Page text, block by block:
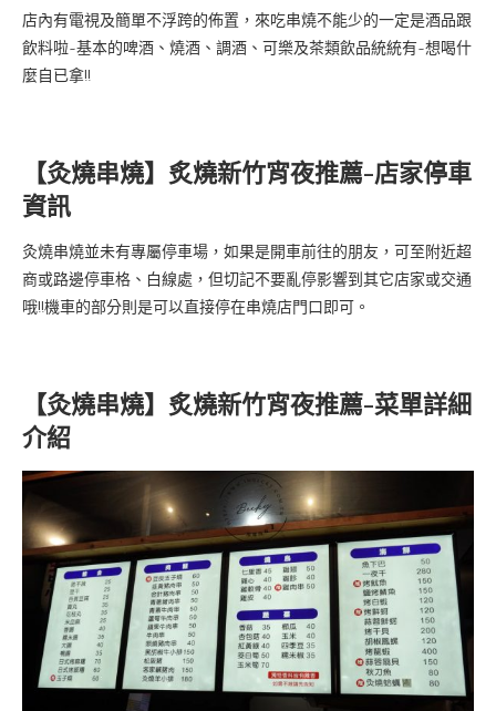
店內有電視及簡單不浮跨的佈置，來吃串燒不能少的一定是酒品跟
飲料啦~基本的啤酒、燒酒、調酒、可樂及茶類飲品統統有~想喝什
麼自已拿!!
【灸燒串燒】 炙燒新竹宵夜推薦-店家停車
資訊
灸燒串燒並未有專屬停車場，如果是開車前往的朋友，可至附近超
商或路邊停車格、白線處，但切記不要亂停影響到其它店家或交通
哦!!機車的部分則是可以直接停在串燒店門口即可。
【灸燒串燒】 炙燒新竹宵夜推薦-菜單詳細
介紹